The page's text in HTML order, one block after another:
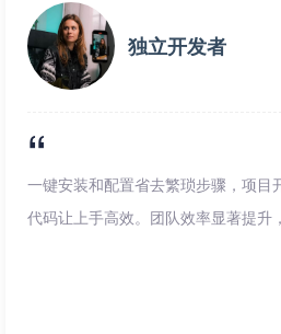
独立开发者
一键安装和配置省去繁琐步骤，项目
代码让上手高效。团队效率显著提升